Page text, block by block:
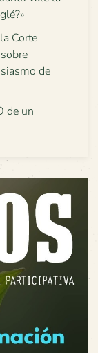
Corte
de
de un